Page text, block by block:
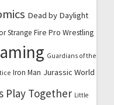
Dead by Daylight
Strange Fire Pro Wrestling
Guardians of the
Iron Man Jurassic World
Play Together Little